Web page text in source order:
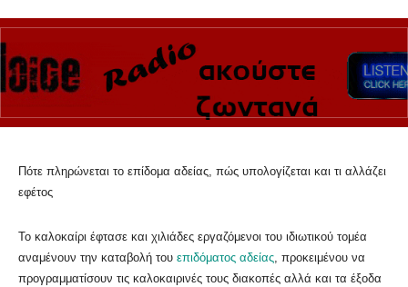
Πότε πληρώνεται το επίδομα αδείας, πώς υπολογίζεται και τι αλλάζει
εφέτος
Το καλοκαίρι έφτασε και χιλιάδες εργαζόμενοι του ιδιωτικού τομέα
αναμένουν την καταβολή του επιδόματος αδείας, προκειμένου να
προγραμματίσουν τις καλοκαιρινές τους διακοπές αλλά και τα έξοδα